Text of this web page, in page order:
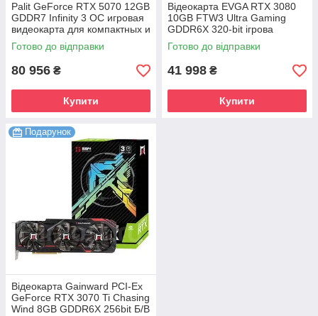
Palit GeForce RTX 5070 12GB
GDDR7 Infinity 3 OC игровая
видеокарта для компактных и
мощных сборок
Готово до відправки
80 956 ₴
Купити
Відеокарта EVGA RTX 3080
10GB FTW3 Ultra Gaming
GDDR6X 320-bit ігрова
трасування променів DLSS
4K
Готово до відправки
41 998 ₴
Купити
Подарунок
Відеокарта Gainward PCI-Ex
GeForce RTX 3070 Ti Chasing
Wind 8GB GDDR6X 256bit Б/В